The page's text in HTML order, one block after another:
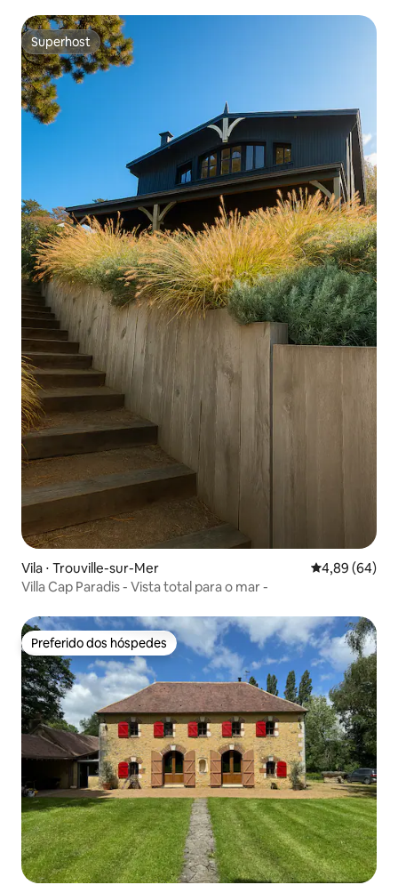
Superhost
Superhost
Vila ⋅ Trouville-sur-Mer 4,89 de uma
4,89 (64)
Villa Cap Paradis - Vista total para o mar -
Preferido dos hóspedes
Preferido dos hóspedes